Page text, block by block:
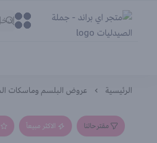
متجر اي براند - جملة
0
0
الرئيسية عروض البلسم وماسكات
مقترحاتنا الاكثر مبيعاً